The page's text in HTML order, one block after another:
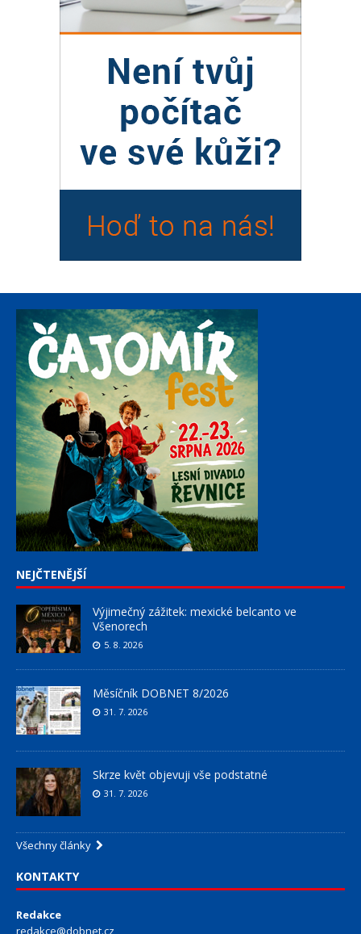
NEJČTENĚJŠÍ
Výjimečný zážitek: mexické belcanto ve
Všenorech
5. 8. 2026
Měsíčník DOBNET 8/2026
31. 7. 2026
Skrze květ objevuji vše podstatné
31. 7. 2026
Všechny články
KONTAKTY
Redakce